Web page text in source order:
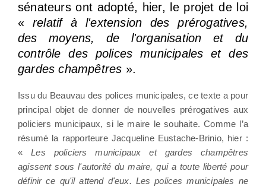
sénateurs ont adopté, hier, le projet de loi
« relatif à l'extension des prérogatives,
des moyens, de l'organisation et du
contrôle des polices municipales et des
gardes champêtres ».
Issu du Beauvau des polices municipales, ce texte a pour
principal objet de donner de nouvelles prérogatives aux
policiers municipaux, si le maire le souhaite. Comme l’a
résumé la rapporteure Jacqueline Eustache-Brinio, hier :
« Les policiers municipaux et gardes champêtres
agissent sous l'autorité du maire, qui a toute liberté pour
définir ce qu'il attend d'eux. Les polices municipales ne